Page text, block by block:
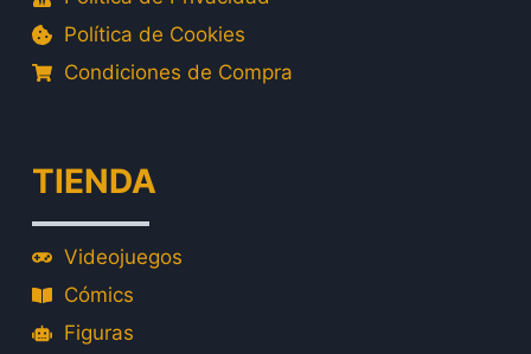
Política de Cookies
Condiciones de Compra
TIENDA
Videojuegos
Cómics
Figuras